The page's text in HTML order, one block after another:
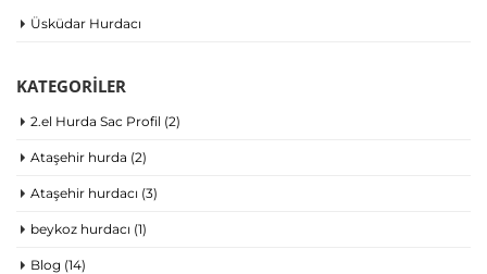
Üsküdar Hurdacı
KATEGORILER
2.el Hurda Sac Profil (2)
Ataşehir hurda (2)
Ataşehir hurdacı (3)
beykoz hurdacı (1)
Blog (14)